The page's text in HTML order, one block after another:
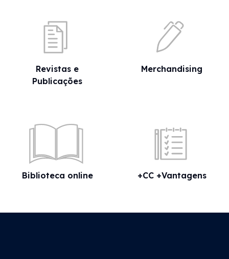
Revistas e
Publicações
Merchandising
Biblioteca online +CC +Vantagens